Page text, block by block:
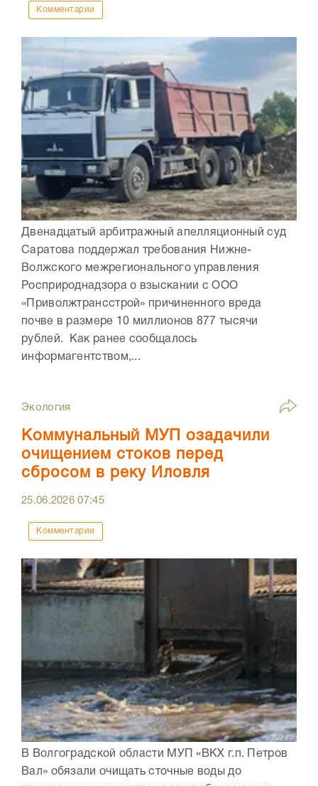
Комментарии
Двенадцатый арбитражный апелляционный суд
Саратова поддержал требования Нижне-
Волжского межрегионального управления
Росприроднадзора о взыскании с ООО
«Приволжтрансстрой» причиненного вреда
почве в размере 10 миллионов 877 тысячи
рублей. Как ранее сообщалось
информагентством,...
Экология
Коммунальный МУП озадачили
очищением стоков перед
сбросом в реку Иловля
25.06.202607:45
Комментарии
В Волгоградской области МУП «ВКХ г.п. Петров
Вал» обязали очищать сточные воды до